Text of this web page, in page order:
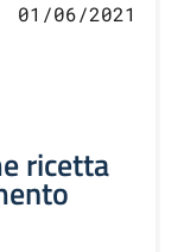
01/06/2021
ricetta